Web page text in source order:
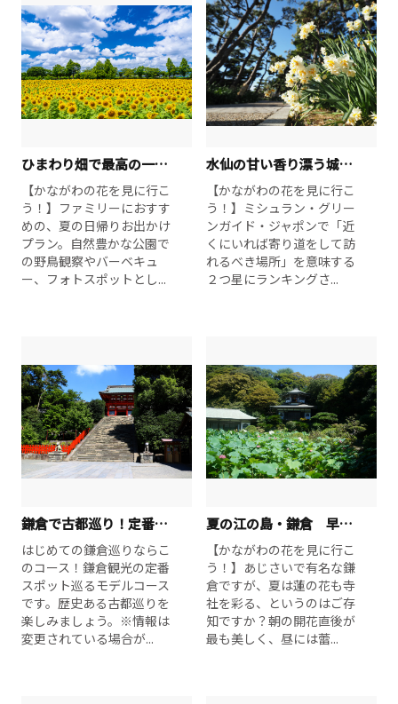
ひまわり畑で最高の一枚を！相模川流域で夏を満喫日帰り旅
【かながわの花を見に行こ
う！】ファミリーにおすす
めの、夏の日帰りお出かけ
プラン。自然豊かな公園で
の野鳥観察やバーベキュ
ー、フォトスポットとし...
水仙の甘い香り漂う城ヶ島・三浦と横須賀散策1泊2日【冬】
【かながわの花を見に行こ
う！】ミシュラン・グリー
ンガイド・ジャポンで「近
くにいれば寄り道をして訪
れるべき場所」を意味する
２つ星にランキングさ...
鎌倉で古都巡り！定番日帰りモデルコース
はじめての鎌倉巡りならこ
のコース！鎌倉観光の定番
スポット巡るモデルコース
です。歴史ある古都巡りを
楽しみましょう。※情報は
変更されている場合が...
夏の江の島・鎌倉 早朝の観蓮と竹林散歩で涼を感じる1泊2日
【かながわの花を見に行こ
う！】あじさいで有名な鎌
倉ですが、夏は蓮の花も寺
社を彩る、というのはご存
知ですか？朝の開花直後が
最も美しく、昼には蕾...